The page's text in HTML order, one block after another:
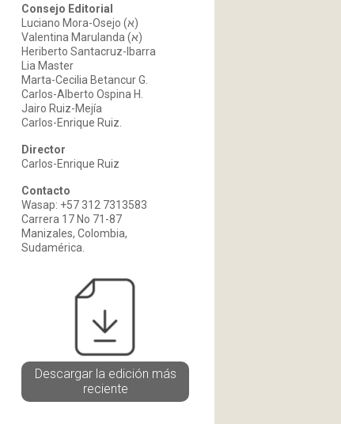
Consejo Editorial
Luciano Mora-Osejo (א)
Valentina Marulanda (א)
Heriberto Santacruz-Ibarra
Lia Master
Marta-Cecilia Betancur G.
Carlos-Alberto Ospina H.
Jairo Ruiz-Mejía
Carlos-Enrique Ruiz.
Director
Carlos-Enrique Ruiz
Contacto
Wasap: +57 312 7313583
Carrera 17 No 71-87
Manizales, Colombia,
Sudamérica.
Descargar la edición más
reciente